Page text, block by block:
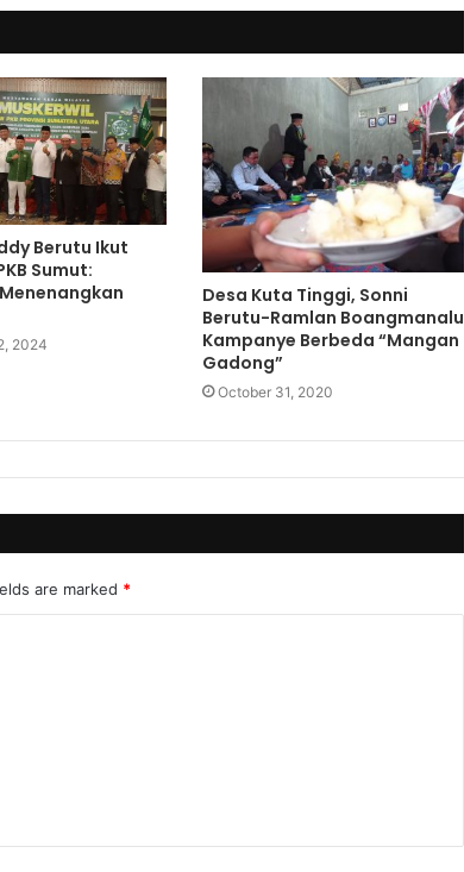
Berutu Ikut
Sumut:
2024
Desa Kuta Tinggi, Sonni
Berutu-Ramlan Boangmanalu
Kampanye Berbeda “Mangan
Gadong”
October 31, 2020
are marked *